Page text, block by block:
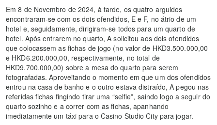
Em 8 de Novembro de 2024, à tarde, os quatro arguidos
encontraram-se com os dois ofendidos, E e F, no átrio de um
hotel e, seguidamente, dirigiram-se todos para um quarto de
hotel. Após entrarem no quarto, A solicitou aos dois ofendidos
que colocassem as fichas de jogo (no valor de HKD3.500.000,00
e HKD6.200.000,00, respectivamente, no total de
HKD9.700.000,00) sobre a mesa do quarto para serem
fotografadas. Aproveitando o momento em que um dos ofendidos
entrou na casa de banho e o outro estava distraído, A pegou nas
referidas fichas fingindo tirar uma “selfie”, saindo logo a seguir do
quarto sozinho e a correr com as fichas, apanhando
imediatamente um táxi para o Casino Studio City para jogar.